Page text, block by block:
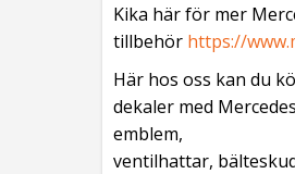
Kika här för mer
tillbehör https://
Här hos oss kan du
dekaler med
emblem,
ventilhattar,